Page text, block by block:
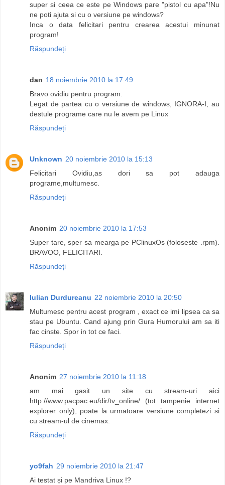
super si ceea ce este pe Windows pare "pistol cu apa"!Nu
ne poti ajuta si cu o versiune pe windows?
Inca o data felicitari pentru crearea acestui minunat
program!
Răspundeți
dan 18 noiembrie 2010 la 17:49
Bravo ovidiu pentru program.
Legat de partea cu o versiune de windows, IGNORA-I, au
destule programe care nu le avem pe Linux
Răspundeți
Unknown 20 noiembrie 2010 la 15:13
Felicitari Ovidiu,as dori sa pot adauga
programe,multumesc.
Răspundeți
Anonim 20 noiembrie 2010 la 17:53
Super tare, sper sa mearga pe PClinuxOs (foloseste .rpm).
BRAVOO, FELICITARI.
Răspundeți
Iulian Durdureanu 22 noiembrie 2010 la 20:50
Multumesc pentru acest program , exact ce imi lipsea ca sa
stau pe Ubuntu. Cand ajung prin Gura Humorului am sa iti
fac cinste. Spor in tot ce faci.
Răspundeți
Anonim 27 noiembrie 2010 la 11:18
am mai gasit un site cu stream-uri aici
http://www.pacpac.eu/dir/tv_online/ (tot tampenie internet
explorer only), poate la urmatoare versiune completezi si
cu stream-ul de cinemax.
Răspundeți
yo9fah 29 noiembrie 2010 la 21:47
Ai testat și pe Mandriva Linux !?